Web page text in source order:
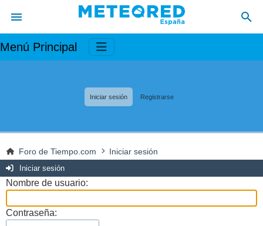
Menú Principal
Iniciar sesión Registrarse
Foro de Tiempo.com Iniciar sesión
Iniciar sesión
Nombre de usuario:
Contraseña: